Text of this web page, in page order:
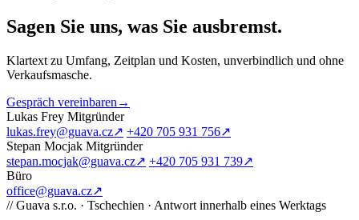
Sagen Sie uns, was Sie ausbremst.
Klartext zu Umfang, Zeitplan und Kosten, unverbindlich und ohne
Verkaufsmasche.
Gespräch vereinbaren →
Lukas Frey Mitgründer
lukas.frey@guava.cz↗ +420 705 931 756↗
Stepan Mocjak Mitgründer
stepan.mocjak@guava.cz↗ +420 705 931 739↗
Büro
office@guava.cz↗
// Guava s.r.o. · Tschechien · Antwort innerhalb eines Werktags